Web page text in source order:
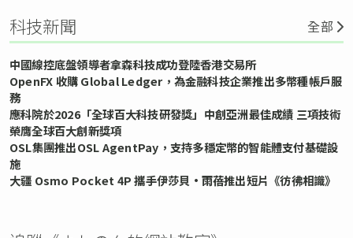
科技新聞 全部
中國線控底盤領導者拿森科技成功登陸香港交易所
OpenFX 收購 Global Ledger，為金融科技企業推出多幣種帳戶服
務
應科院於2026「全球百大科技研發獎」中創亞洲最佳成績 三項技術
榮膺全球百大創新獎項
OSL集團推出OSL AgentPay，支持多穩定幣的智能體支付基礎設
施
大疆 Osmo Pocket 4P 攜手伊莎貝•雨蓓推出短片《彷彿相識》